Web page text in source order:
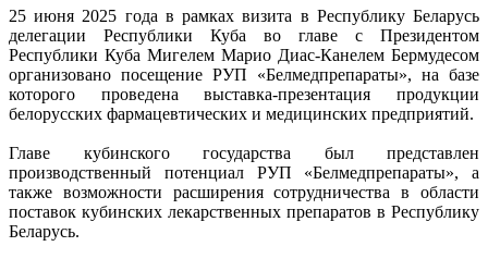
25 июня 2025 года в рамках визита в Республику Беларусь
делегации Республики Куба во главе с Президентом
Республики Куба Мигелем Марио Диас-Канелем Бермудесом
организовано посещение РУП «Белмедпрепараты», на базе
которого проведена выставка-презентация продукции
белорусских фармацевтических и медицинских предприятий.
Главе кубинского государства был представлен
производственный потенциал РУП «Белмедпрепараты», а
также возможности расширения сотрудничества в области
поставок кубинских лекарственных препаратов в Республику
Беларусь.